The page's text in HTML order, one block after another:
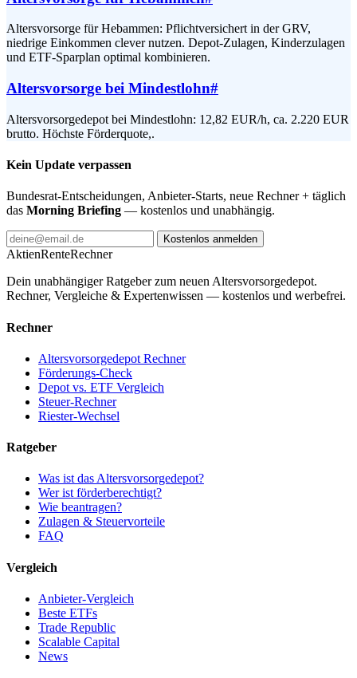
Altersvorsorge für Hebammen: Pflichtversichert in der GRV,
niedrige Einkommen clever nutzen. Depot-Zulagen, Kinderzulagen
und ETF-Sparplan optimal kombinieren.
Altersvorsorge bei Mindestlohn#
Altersvorsorgedepot bei Mindestlohn: 12,82 EUR/h, ca. 2.220 EUR
brutto. Höchste Förderquote,.
Kein Update verpassen
Bundesrat-Entscheidungen, Anbieter-Starts, neue Rechner + täglich
das Morning Briefing — kostenlos und unabhängig.
Kostenlos anmelden
AktienRenteRechner
Dein unabhängiger Ratgeber zum neuen Altersvorsorgedepot.
Rechner, Vergleiche & Expertenwissen — kostenlos und werbefrei.
Rechner
Altersvorsorgedepot Rechner
Förderungs-Check
Depot vs. ETF Vergleich
Steuer-Rechner
Riester-Wechsel
Ratgeber
Was ist das Altersvorsorgedepot?
Wer ist förderberechtigt?
Wie beantragen?
Zulagen & Steuervorteile
FAQ
Vergleich
Anbieter-Vergleich
Beste ETFs
Trade Republic
Scalable Capital
News